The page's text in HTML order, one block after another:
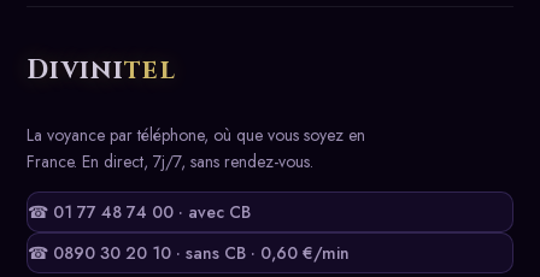
Divinitel
La voyance par téléphone, où que vous soyez en
France. En direct, 7j/7, sans rendez-vous.
☎ 01 77 48 74 00 · avec CB
☎ 0890 30 20 10 · sans CB · 0,60 €/min